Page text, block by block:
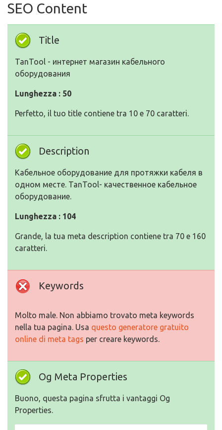
SEO Content
Title
TanTool - интернет магазин кабельного
оборудования
Lunghezza : 50
Perfetto, il tuo title contiene tra 10 e 70 caratteri.
Description
Кабельное оборудование для протяжки кабеля в
одном месте. TanTool- качественное кабельное
оборудование.
Lunghezza : 104
Grande, la tua meta description contiene tra 70 e 160
caratteri.
Keywords
Molto male. Non abbiamo trovato meta keywords
nella tua pagina. Usa questo generatore gratuito
online di meta tags per creare keywords.
Og Meta Properties
Buono, questa pagina sfrutta i vantaggi Og
Properties.